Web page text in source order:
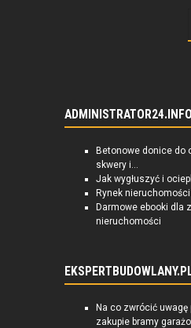
ADMINISTRATOR24.INFO
Betonowe donice do
skwery i...
Jak wygłuszyć i
Rynek nieruchomości
Darmowe ebooki dla
nieruchomości
Na co zwrócić uwagę
zakupie bramy